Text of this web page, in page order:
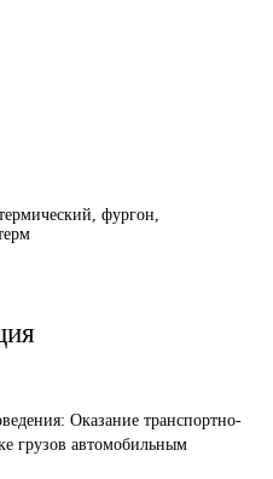
фургон,
Оказание транспортно-
грузов автомобильным